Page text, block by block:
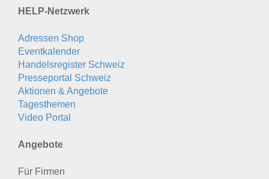
HELP-Netzwerk
Adressen Shop
Eventkalender
Handelsregister Schweiz
Presseportal Schweiz
Aktionen & Angebote
Tagesthemen
Video Portal
Angebote
Für Firmen